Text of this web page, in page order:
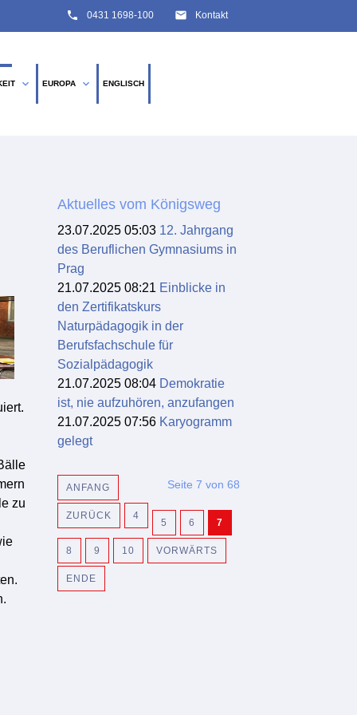
email Kontakt
phone 0431 1698-100
expand_more EUROPA expand_more ENGLISCH
SUCHEN
zu
Aktuelles vom Königsweg
23.07.2025 05:03 12. Jahrgang
des Beruflichen Gymnasiums in
Prag
21.07.2025 08:21 Einblicke in
den Zertifikatskurs
Naturpädagogik in der
Berufsfachschule für
Sozialpädagogik
21.07.2025 08:04 Demokratie
ist, nie aufzuhören, anzufangen
21.07.2025 07:56 Karyogramm
gelegt
Seite 7 von 68
ANFANG
ZURÜCK 4
5 6 7
8 9 10 VORWÄRTS
ENDE